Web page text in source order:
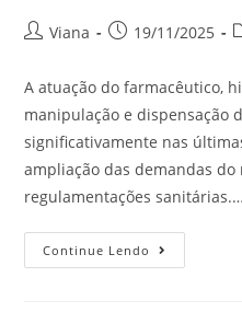
Viana 19/11/2025
A atuação do farmacêutico,
manipulação e dispensação
significativamente nas
ampliação das demandas do
regulamentações sanitárias.…
Continue Lendo